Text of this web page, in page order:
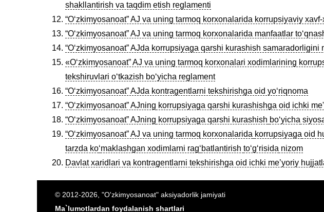
shakllantirish va taqdim etish reglamenti
“Oʻzkimyosanoat” AJ va uning tarmoq korxonalarida korrupsiyaviy
“Oʻzkimyosanoat” AJ va uning tarmoq korxonalarida manfaatlar
“Oʻzkimyosanoat” AJda korrupsiyaga qarshi kurashish
«Oʻzkimyosanoat” AJ va uning tarmoq korxonalari xodimlarining
tekshiruvlari oʻtkazish boʻyicha reglament
“Oʻzkimyosanoat” AJda kontragentlarni tekshirishga oid yoʻriqnoma
“O‘zkimyosanoat” AJning korrupsiyaga qarshi kurashishga oid ichki
“O‘zkimyosanoat” AJning korrupsiyaga qarshi kurashish boʻyicha
“Oʻzkimyosanoat” AJ va uning tarmoq korxonalarida korrupsiyaga oid
tarzda koʻmaklashgan xodimlarni ragʻbatlantirish toʻgʻrisida nizom
Davlat xaridlari va kontragentlarni tekshirishga oid ichki meʼyoriy
© 2012-2026, "O'zkimyosanoat" aksiyadorlik jamiyati
Ma`lumotlardan foydalanish shartlari